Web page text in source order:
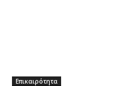
Επικαιρότητα